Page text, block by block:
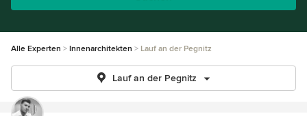
Alle Experten Innenarchitekten Lauf an der Pegnitz
Lauf an der Pegnitz